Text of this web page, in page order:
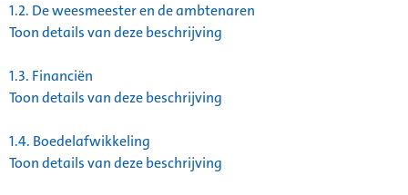
1.2. De weesmeester en de ambtenaren
Toon details van deze beschrijving
1.3. Financiën
Toon details van deze beschrijving
1.4. Boedelafwikkeling
Toon details van deze beschrijving